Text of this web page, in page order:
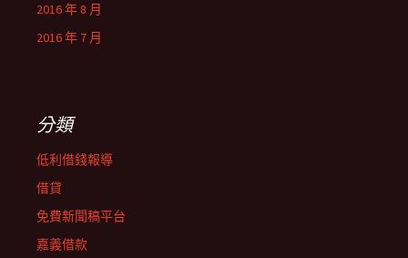
2016 年 8 月
2016 年 7 月
分類
低利借錢報導
借貸
免費新聞稿平台
嘉義借款